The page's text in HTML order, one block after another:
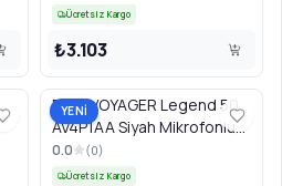
Ücretsiz Kargo
₺3.103
YENİ
POLY VOYAGER Legend 50
AV4P1AA Siyah Mikrofonlu
PC Handsfree Kulaklık
0.0 (0)
Ücretsiz Kargo